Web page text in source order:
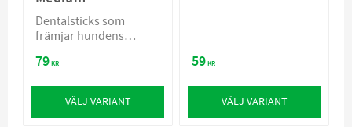
Dentalsticks som
främjar hundens
79KR
VÄLJ VARIANT
59KR
VÄLJ VARIANT